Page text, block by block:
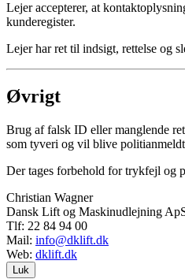
Lejer accepterer, at
kunderegister.
Lejer har ret til indsigt, rettelse og
Øvrigt
Brug af falsk ID eller manglende
som tyveri og vil blive
Der tages forbehold for trykfejl og
Christian Wagner
Dansk Lift og Maskinudlejning
Tlf: 22 84 94 00
Mail: info@dklift.dk
Web: dklift.dk
Luk